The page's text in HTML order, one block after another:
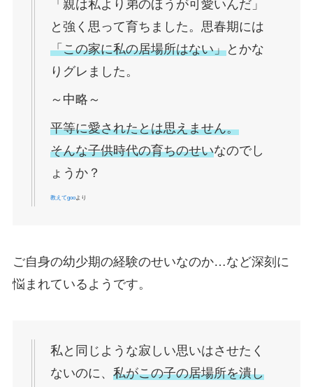
「親は私より弟のほうが可愛いんだ」
と強く思って育ちました。思春期には
「この家に私の居場所はない」とかな
りグレました。
～中略～
平等に愛されたとは思えません。
そんな子供時代の育ちのせいなのでし
ょうか？
教えてgooより
ご自身の幼少期の経験のせいなのか…など深刻に
悩まれているようです。
私と同じような寂しい思いはさせたく
ないのに、 私がこの子の居場所を潰し